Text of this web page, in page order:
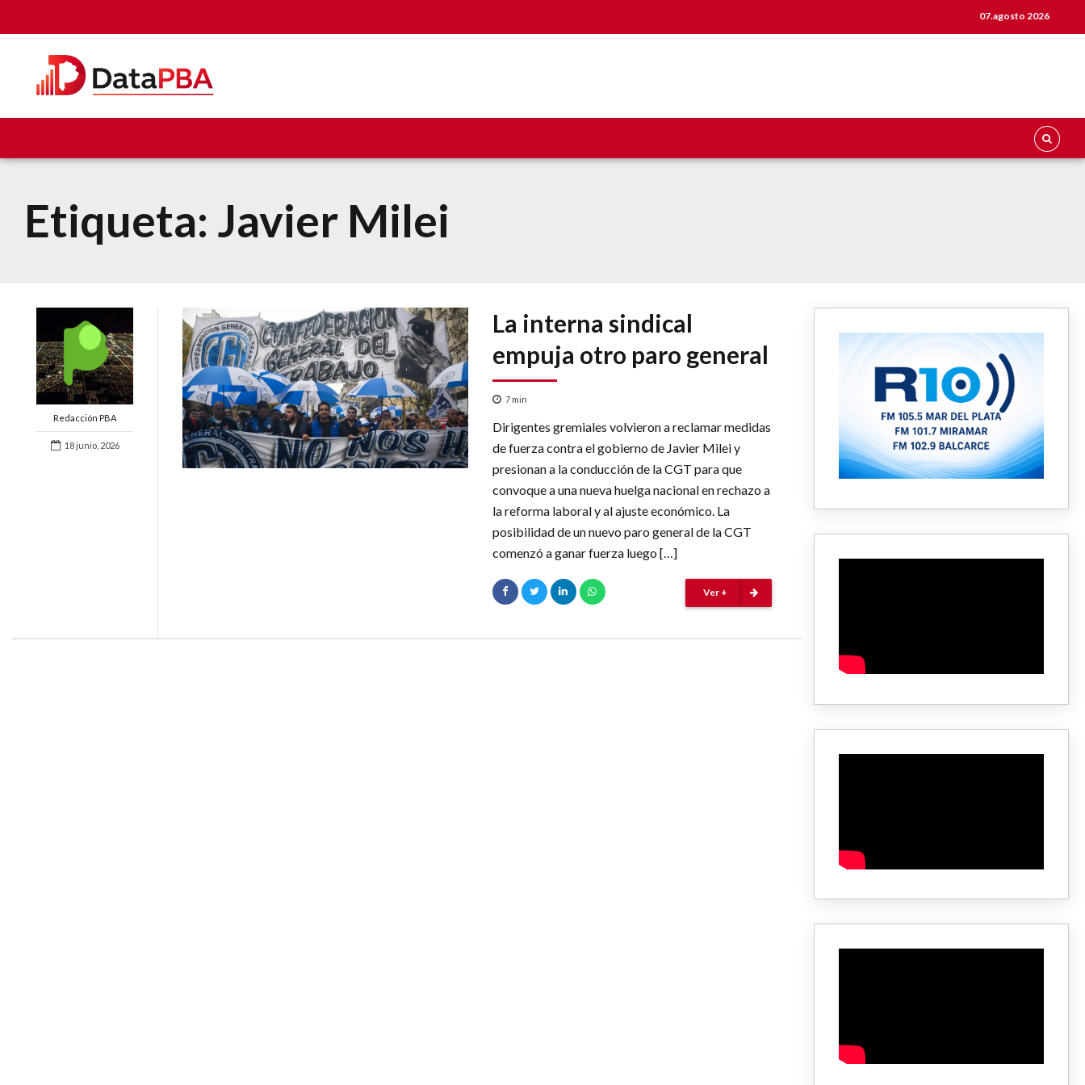
07.agosto 2026
Etiqueta: Javier Milei
Redacción PBA
18 junio, 2026
La interna sindical
empuja otro paro general
7 min
Dirigentes gremiales volvieron a reclamar medidas
de fuerza contra el gobierno de Javier Milei y
presionan a la conducción de la CGT para que
convoque a una nueva huelga nacional en rechazo a
la reforma laboral y al ajuste económico. La
posibilidad de un nuevo paro general de la CGT
comenzó a ganar fuerza luego […]
Ver +